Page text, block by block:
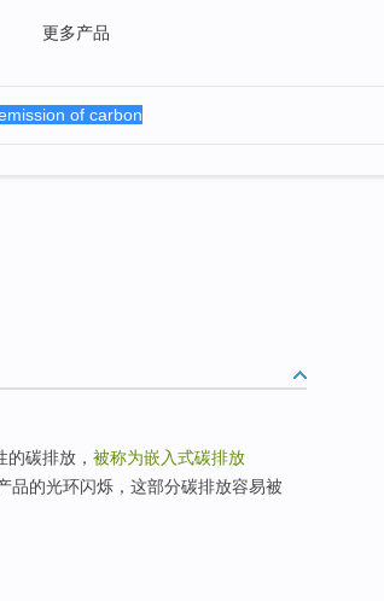
更多产品
碳排放， 被称为嵌入式碳排放
品的光环闪烁，这部分碳排放容易被